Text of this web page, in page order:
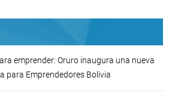
emprender: Oruro inaugura una nueva
para Emprendedores Bolivia